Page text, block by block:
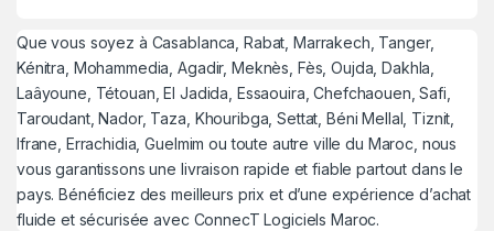
Que vous soyez à Casablanca, Rabat, Marrakech, Tanger,
Kénitra, Mohammedia, Agadir, Meknès, Fès, Oujda, Dakhla,
Laâyoune, Tétouan, El Jadida, Essaouira, Chefchaouen, Safi,
Taroudant, Nador, Taza, Khouribga, Settat, Béni Mellal, Tiznit,
Ifrane, Errachidia, Guelmim ou toute autre ville du Maroc, nous
vous garantissons une livraison rapide et fiable partout dans le
pays. Bénéficiez des meilleurs prix et d’une expérience d’achat
fluide et sécurisée avec ConnecT Logiciels Maroc.